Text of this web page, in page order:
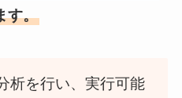
す。
析を行い、実行可能